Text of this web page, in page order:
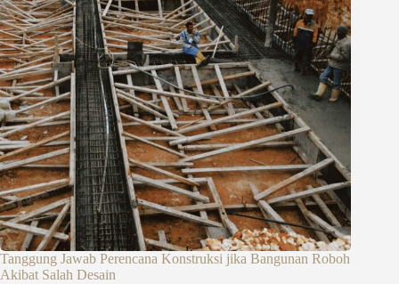
Tanggung Jawab Perencana Konstruksi jika Bangunan Roboh
Akibat Salah Desain